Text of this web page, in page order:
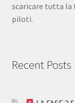
scaricare tutta
piloti.
Recent Posts